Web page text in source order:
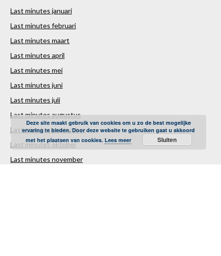
Last minutes januari
Last minutes februari
Last minutes maart
Last minutes april
Last minutes mei
Last minutes juni
Last minutes juli
Last minutes augustus
Last minutes september
Last minutes oktober
Last minutes november
Deze site maakt gebruik van cookies om u zo de best mogelijke
ervaring te bieden. Door deze website te gebruiken gaat u akkoord
met het plaatsen van cookies. Lees meer Sluiten